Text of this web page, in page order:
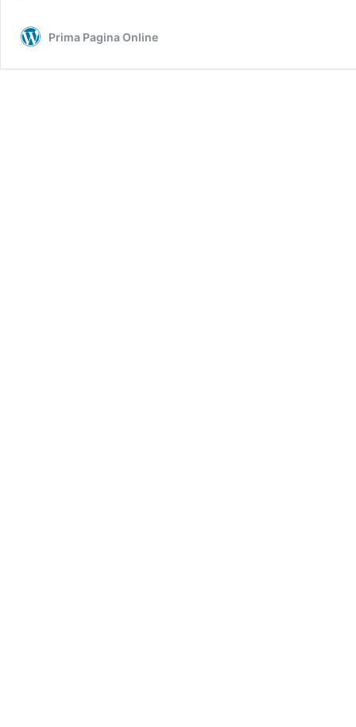
Prima Pagina Online